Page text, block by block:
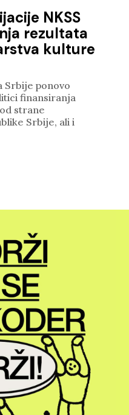
NKSS
rezultata
kulture
Srbije ponovo
finansiranja
strane
Srbije, ali i